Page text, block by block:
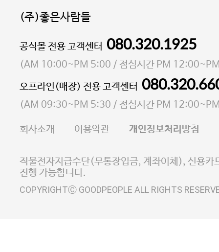
(주)좋은사람들
대표 이성현,박영환| 개인정보관리책임자 김상현
소재지 서울특별시 마포구 마포대로4다길 41 마포
통신판매업 신고번호 2023-서울마포-3931호
사업자등록번호 105-81-58242
E-MAIL goodpeople@gpin.co.kr
사업자정보확인
이니시스 에스크로 서비
공식몰 전용 고객센터 080.320.1925
(AM 10:00~PM 5:00 / 점심시간 PM
오프라인(매장) 전용 고객센터
(AM 09:30~PM 5:30 / 점심시간 PM
회사소개 이용약관 개인정보처리방침
직불전자지급수단(무통장입금, 계좌이체), 신용카
진행 가능합니다.
COPYRIGHTⒸ GOODPEOPLE ALL RIGHTS